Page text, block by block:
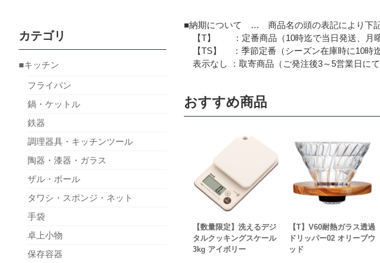
■納期について … 商品名の頭の表記により下記
【T】 ：定番商品（10時迄で当日発送、月
【TS】 ：季節定番（シーズン在庫時に10時迄
表示なし ：取寄商品（ご発注後3～5営業日にて
おすすめ商品
【数量限定】洗えるデジ
タルクッキングスケール
3kg アイボリー
【T】V60耐熱ガラス透過
ドリッパー02 オリーブウ
ッド
カテゴリ
■キッチン
フライパン
鍋・ケットル
鉄器
調理器具・キッチンツール
陶器・漆器・ガラス
ザル・ボール
タワシ・スポンジ・ネット
手袋
卓上小物
保存容器